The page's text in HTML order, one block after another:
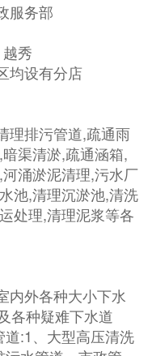
服务部
秀
均设有分店
理排污管道,疏通雨
渠清淤,疏通涵箱,
涌淤泥清理,污水厂
池,清理沉淤池,清洗
处理,清理泥浆等各
内外各种大小下水
各种疑难下水道
:1、大型高压清洗